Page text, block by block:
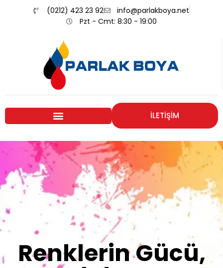
(0212) 423 23 92
info@parlakboya.net
Pzt - Cmt: 8:30 - 19:00
İLETİŞİM